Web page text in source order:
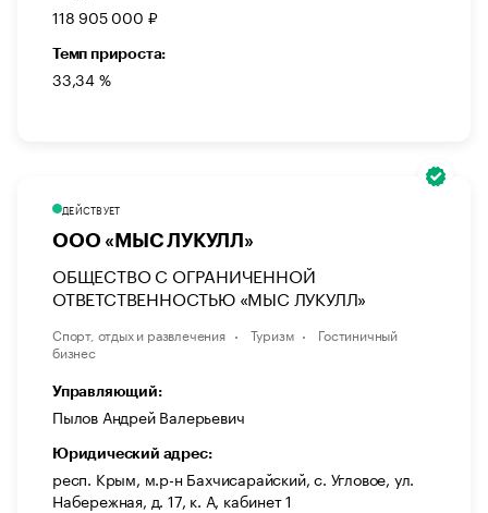
118 905 000 ₽
Темп прироста:
33,34 %
ДЕЙСТВУЕТ
ООО «МЫС ЛУКУЛЛ»
ОБЩЕСТВО С ОГРАНИЧЕННОЙ
ОТВЕТСТВЕННОСТЬЮ «МЫС ЛУКУЛЛ»
Спорт, отдых и развлечения Туризм
Гостиничный
бизнес
Управляющий:
Пылов Андрей Валерьевич
Юридический адрес:
респ. Крым, м.р-н Бахчисарайский, с. Угловое, ул.
Набережная, д. 17, к. А, кабинет 1